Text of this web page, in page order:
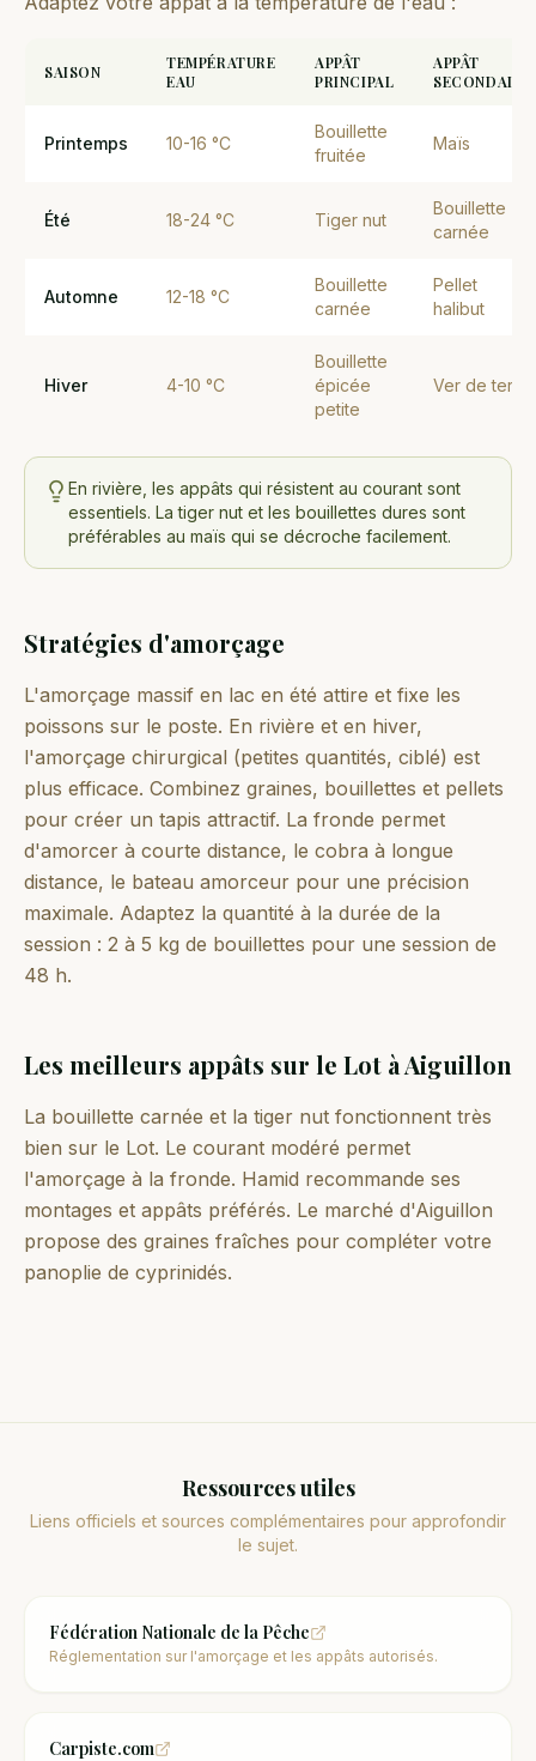
SAISON
TEMPÉRATURE
EAU
APPÂT
PRINCIPAL
APPÂT
SECONDAIRE
Printemps 10-16 °C
Bouillette
fruitée
Maïs
Été 18-24 °C Tiger nut
Bouillette
carnée
Automne 12-18 °C
Bouillette
carnée
Pellet
halibut
Hiver 4-10 °C
Bouillette
épicée
petite
Ver de terre
En rivière, les appâts qui résistent au courant sont
essentiels. La tiger nut et les bouillettes dures sont
préférables au maïs qui se décroche facilement.
Stratégies d'amorçage
L'amorçage massif en lac en été attire et fixe les
poissons sur le poste. En rivière et en hiver,
l'amorçage chirurgical (petites quantités, ciblé) est
plus efficace. Combinez graines, bouillettes et pellets
pour créer un tapis attractif. La fronde permet
d'amorcer à courte distance, le cobra à longue
distance, le bateau amorceur pour une précision
maximale. Adaptez la quantité à la durée de la
session : 2 à 5 kg de bouillettes pour une session de
48 h.
Les meilleurs appâts sur le Lot à Aiguillon
La bouillette carnée et la tiger nut fonctionnent très
bien sur le Lot. Le courant modéré permet
l'amorçage à la fronde. Hamid recommande ses
montages et appâts préférés. Le marché d'Aiguillon
propose des graines fraîches pour compléter votre
panoplie de cyprinidés.
Ressources utiles
Liens officiels et sources complémentaires pour approfondir
le sujet.
Fédération Nationale de la Pêche
Réglementation sur l'amorçage et les appâts autorisés.
Carpiste.com